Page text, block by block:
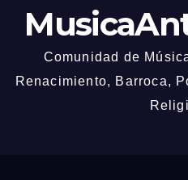
Comunidad de
Renacimiento, Barroca,